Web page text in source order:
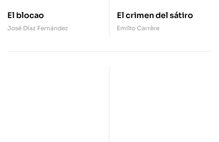
El blocao
José Díaz Fernández
El crimen del sátiro
Emilio Carrère